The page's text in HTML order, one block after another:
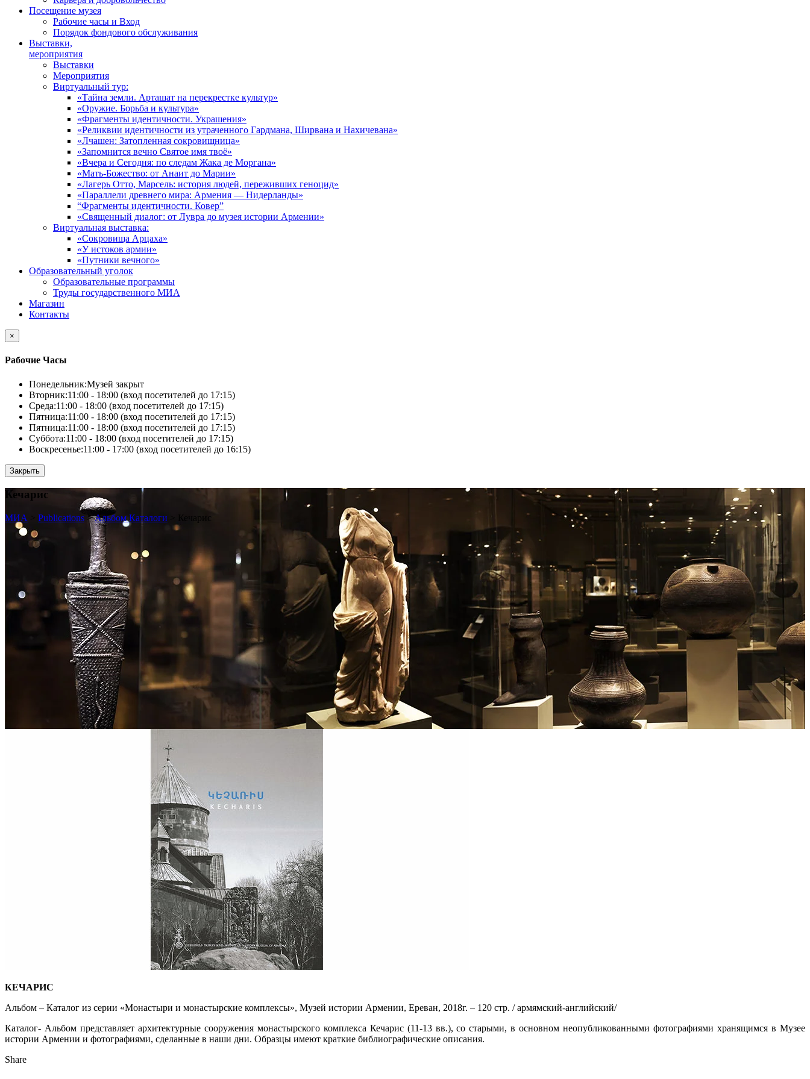
Посещение музея
Рабочие часы и Вход
Порядок фондового обслуживания
Выставки,
мероприятия
Выставки
Мероприятия
Виртуальный тур:
«Тайна земли. Арташат на перекрестке культур»
«Оружие. Борьба и культура»
«Фрагменты идентичности. Украшения»
«Реликвии идентичности из утраченного Гардмана, Ширвана и Нахичевана»
«Лчашен: Затопленная сокровищница»
«Запомнится вечно Святое имя твоё»
«Вчера и Сегодня: по следам Жака де Моргана»
«Мать-Божество: от Анаит до Марии»
«Лагерь Отто, Марсель: история людей, переживших геноцид»
«Параллели древнего мира: Армения — Нидерланды»
“Фрагменты идентичности. Ковер”
«Священный диалог: от Лувра до музея истории Армении»
Виртуальная выставка:
«Сокровища Арцаха»
«У истоков армии»
«Путники вечного»
Образовательный уголок
Образовательные программы
Труды государственного МИА
Магазин
Контакты
×
Рабочие Часы
Понедельник:Музей закрыт
Вторник:11:00 - 18:00 (вход посетителей до 17:15)
Среда:11:00 - 18:00 (вход посетителей до 17:15)
Пятница:11:00 - 18:00 (вход посетителей до 17:15)
Пятница:11:00 - 18:00 (вход посетителей до 17:15)
Суббота:11:00 - 18:00 (вход посетителей до 17:15)
Воскресенье:11:00 - 17:00 (вход посетителей до 16:15)
Закрыть
Кечарис
МИА Publications >Альбом Каталоги Кечарис
КЕЧАРИС
Альбом – Каталог из серии «Монастыри и монастырские комплексы», Музей истории Армении, Ереван, 2018г. – 120 стр. / армямский-английский/
Каталог- Альбом представляет архитектурные сооружения монастырского комплекса Кечарис (11-13 вв.), со старыми, в основном неопубликованными фотографиями хранящимся в Музее
истории Армении и фотографиями, сделанные в наши дни. Образцы имеют краткие библиографические описания.
Share